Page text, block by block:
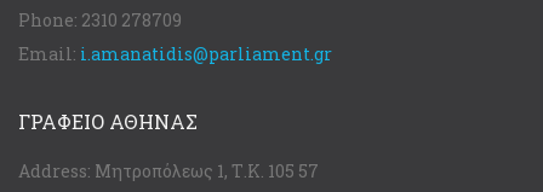
Phone: 2310 278709
Email: i.amanatidis@parliament.gr
ΓΡΑΦΕΊΟ ΑΘΉΝΑΣ
Address: Μητροπόλεως 1, Τ.Κ. 105 57